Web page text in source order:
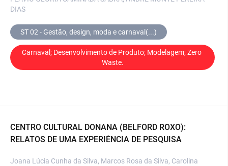
DIAS
ST 02 - Gestão, design, moda e carnaval(...)
Carnaval; Desenvolvimento de Produto; Modelagem; Zero
Waste.
CENTRO CULTURAL DONANA (BELFORD ROXO):
RELATOS DE UMA EXPERIÊNCIA DE PESQUISA
Joana Lúcia Cunha da Silva, Marcos Rosa da Silva, Carolina